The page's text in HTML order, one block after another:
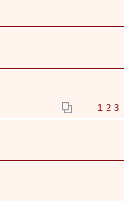
1 2 3